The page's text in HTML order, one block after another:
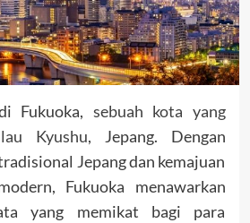
Fukuoka, sebuah kota yang
Kyushu, Jepang. Dengan
Jepang dan kemajuan
Fukuoka menawarkan
yang memikat bagi para